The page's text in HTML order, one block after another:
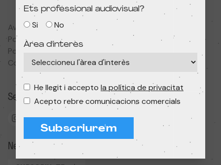
Avís legal
Política de privadesa
Política de cookies
Condicions de contractació
Segueix-nos
Newsletter
Ets professional audiovisual?
Si No
Àrea d'interès
He llegit i accepto la política de privacitat
Acepto rebre comunicacions comercials
Subscriure'm